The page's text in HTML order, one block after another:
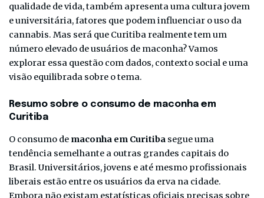
qualidade de vida, também apresenta uma cultura jovem
e universitária, fatores que podem influenciar o uso da
cannabis. Mas será que Curitiba realmente tem um
número elevado de usuários de maconha? Vamos
explorar essa questão com dados, contexto social e uma
visão equilibrada sobre o tema.
Resumo sobre o consumo de maconha em
Curitiba
O consumo de maconha em Curitiba segue uma
tendência semelhante a outras grandes capitais do
Brasil. Universitários, jovens e até mesmo profissionais
liberais estão entre os usuários da erva na cidade.
Embora não existam estatísticas oficiais precisas sobre